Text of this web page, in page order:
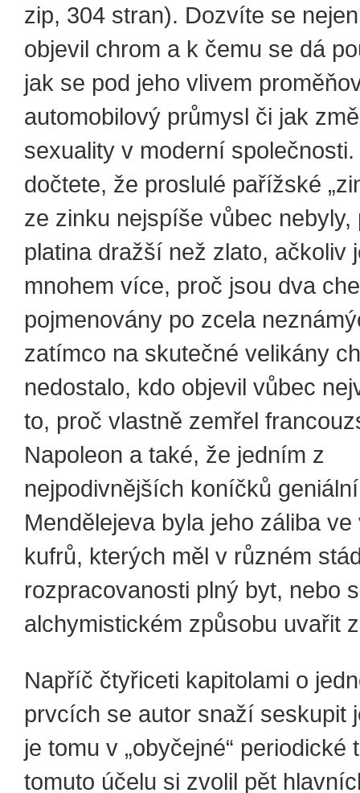
zip, 304 stran). Dozvíte se
objevil chrom a k čemu se dá
jak se pod jeho vlivem
automobilový průmysl či jak
sexuality v moderní
dočtete, že proslulé pařížské
ze zinku nejspíše vůbec nebyly,
platina dražší než zlato, ačkoliv
mnohem více, proč jsou dva
pojmenovány po zcela
zatímco na skutečné velikány
nedostalo, kdo objevil vůbec
to, proč vlastně zemřel
Napoleon a také, že jedním z
nejpodivnějších koníčků
Mendělejeva byla jeho záliba ve
kufrů, kterých měl v různém
rozpracovanosti plný byt, nebo
alchymistickém způsobu uvařit
Napříč čtyřiceti kapitolami o
prvcích se autor snaží seskupit
je tomu v „obyčejné“ periodické
tomuto účelu si zvolil pět